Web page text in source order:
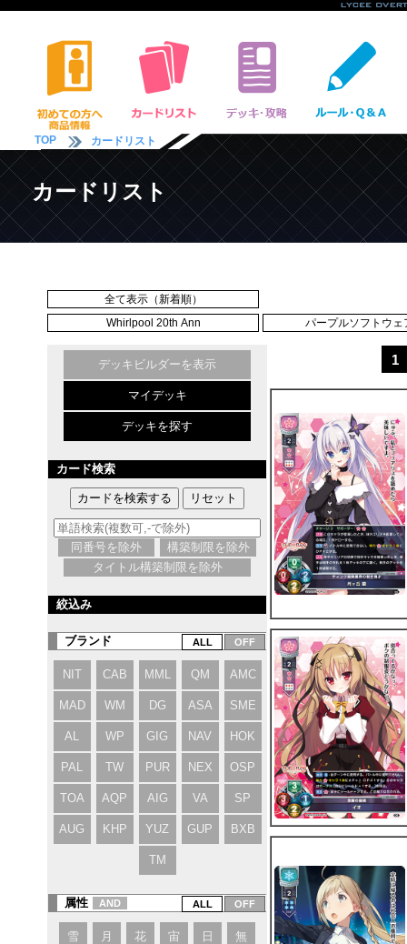
TOP カードリスト
カードリスト
全て表示（新着順）
Whirlpool 20th Ann
パープルソフトウェ
デッキビルダーを表示
マイデッキ
デッキを探す
カード検索
同番号を除外
構築制限を除外
タイトル構築制限を除外
絞込み
ブランド
NIT CAB MML QM AMC
MAD WM DG ASA SME
AL WP GIG NAV HOK
PAL TW PUR NEX OSP
TOA AQP AIG VA SP
AUG KHP YUZ GUP BXB
TM
属性 AND
雪 月 花 宙 日 無
1